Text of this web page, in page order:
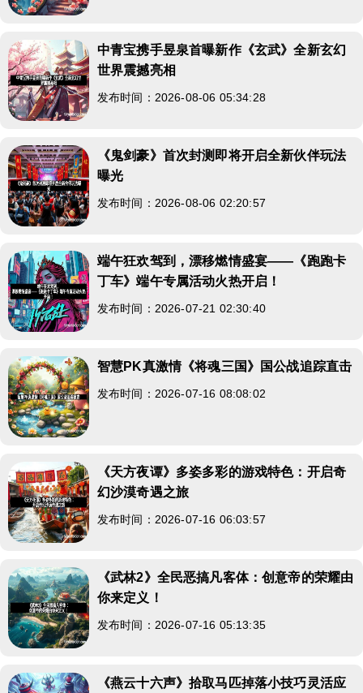
中青宝携手昱泉首曝新作《玄武》全新玄幻
世界震撼亮相
发布时间：2026-08-06 05:34:28
《鬼剑豪》首次封测即将开启全新伙伴玩法
曝光
发布时间：2026-08-06 02:20:57
端午狂欢驾到，漂移燃情盛宴——《跑跑卡
丁车》端午专属活动火热开启！
发布时间：2026-07-21 02:30:40
智慧PK真激情《将魂三国》国公战追踪直击
发布时间：2026-07-16 08:08:02
《天方夜谭》多姿多彩的游戏特色：开启奇
幻沙漠奇遇之旅
发布时间：2026-07-16 06:03:57
《武林2》全民恶搞凡客体：创意帝的荣耀由
你来定义！
发布时间：2026-07-16 05:13:35
《燕云十六声》拾取马匹掉落小技巧灵活应